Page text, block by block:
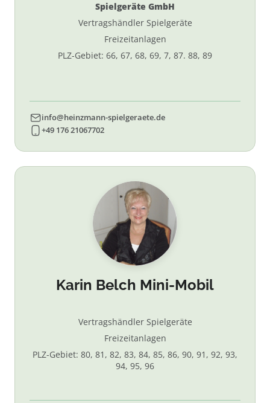
Spielgeräte GmbH
Vertragshändler Spielgeräte
Freizeitanlagen
PLZ-Gebiet: 66, 67, 68, 69, 7, 87. 88, 89
info@heinzmann-spielgeraete.de
+49 176 21067702
Karin Belch Mini-Mobil
Vertragshändler Spielgeräte
Freizeitanlagen
PLZ-Gebiet: 80, 81, 82, 83, 84, 85, 86, 90, 91, 92, 93,
94, 95, 96